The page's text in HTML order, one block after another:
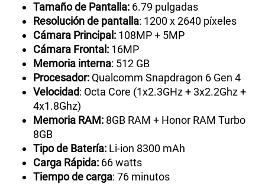
Tamaño de Pantalla: 6.79 pulgadas
Resolución de pantalla: 1200 x 2640 píxeles
Cámara Principal: 108MP + 5MP
Cámara Frontal: 16MP
Memoria interna: 512 GB
Procesador: Qualcomm Snapdragon 6 Gen 4
Velocidad: Octa Core (1x2.3GHz + 3x2.2Ghz +
4x1.8Ghz)
Memoria RAM: 8GB RAM + Honor RAM Turbo
8GB
Tipo de Batería: Li-ion 8300 mAh
Carga Rápida: 66 watts
Tiempo de carga: 76 minutos